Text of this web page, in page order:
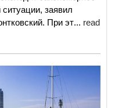
заявил
историк и публицист Андрей Пионтковский. При эт... read